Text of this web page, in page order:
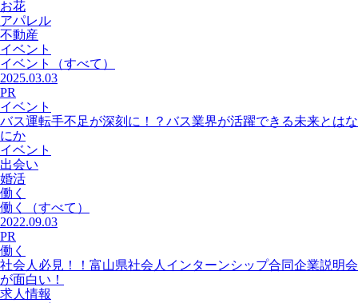
お花
アパレル
不動産
イベント
イベント
（すべて）
2025.03.03
PR
イベント
バス運転手不足が深刻に！？バス業界が活躍できる未来とはな
にか
イベント
出会い
婚活
働く
働く
（すべて）
2022.09.03
PR
働く
社会人必見！！富山県社会人インターンシップ合同企業説明会
が面白い！
求人情報